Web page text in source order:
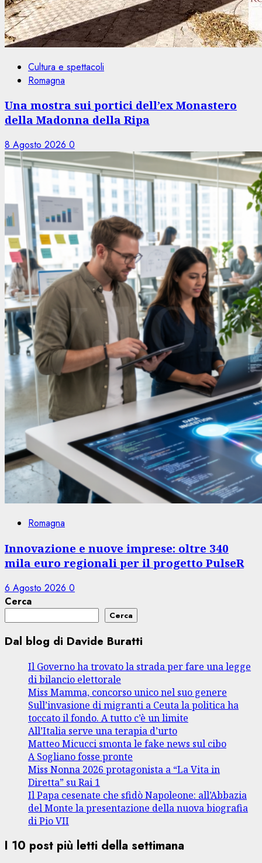
Cultura e spettacoli
Romagna
Una mostra sui portici dell’ex Monastero
della Madonna della Ripa
8 Agosto 2026 0
Romagna
Innovazione e nuove imprese: oltre 340
mila euro regionali per il progetto PulseR
6 Agosto 2026 0
Cerca
Cerca
Dal blog di Davide Buratti
Il Governo ha trovato la strada per fare una legge
di bilancio elettorale
Miss Mamma, concorso unico nel suo genere
Sull’invasione di migranti a Ceuta la politica ha
toccato il fondo. A tutto c’è un limite
All’Italia serve una terapia d’urto
Matteo Micucci smonta le fake news sul cibo
A Sogliano fosse pronte
Miss Nonna 2026 protagonista a “La Vita in
Diretta” su Rai 1
Il Papa cesenate che sfidò Napoleone: all’Abbazia
del Monte la presentazione della nuova biografia
di Pio VII
I 10 post più letti della settimana